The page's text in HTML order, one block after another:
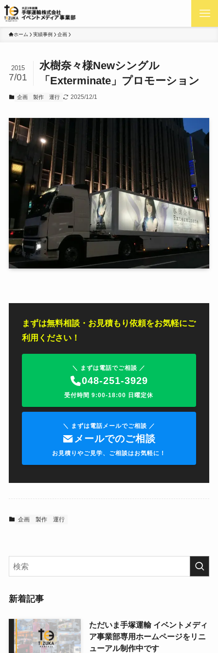
ホーム 実績事例 企画
水樹奈々様Newシングル
「Exterminate」プロモーション
2015
7/01
企画 製作 運行 2025/12/1
まずは無料相談・お見積もり依頼をお気軽にご
利用ください！
＼ まずは電話でご相談 ／
048-251-3929
受付時間 9:00-18:00 日曜定休
＼ まずは電話メールでご相談 ／
メールでのご相談
お見積りやご見学、ご相談はお気軽に！
企画 製作 運行
新着記事
ただいま手塚運輸 イベントメディ
ア事業部専用ホームページをリニ
ューアル制作中です